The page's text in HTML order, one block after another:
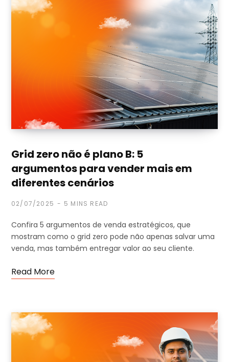
Grid zero não é plano B: 5
argumentos para vender mais em
diferentes cenários
02/07/2025 5 MINS READ
Confira 5 argumentos de venda estratégicos, que
mostram como o grid zero pode não apenas salvar uma
venda, mas também entregar valor ao seu cliente.
Read More